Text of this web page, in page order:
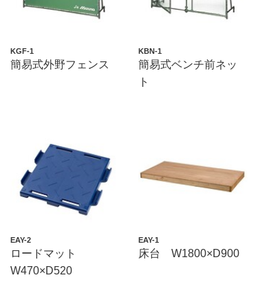
KGF-1
簡易式外野フェンス
KBN-1
簡易式ベンチ前ネッ
ト
EAY-2
ロードマット
W470×D520
EAY-1
床台 W1800×D900